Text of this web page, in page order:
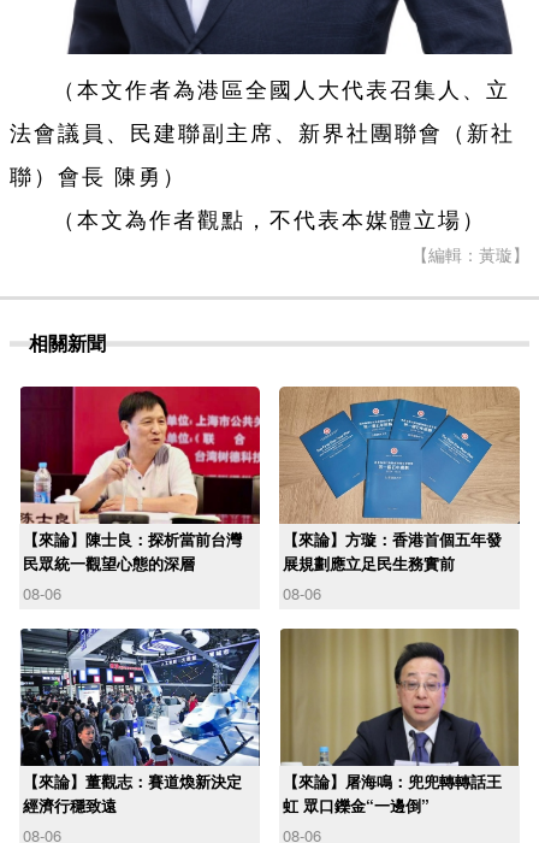
（本文作者為港區全國人大代表召集人、立
法會議員、民建聯副主席、新界社團聯會（新社
聯）會長 陳勇）
（本文為作者觀點，不代表本媒體立場）
【編輯：黃璇】
相關新聞
【來論】陳士良：探析當前台灣
民眾統一觀望心態的深層
08-06
【來論】方璇：香港首個五年發
展規劃應立足民生務實前
08-06
【來論】董觀志：賽道煥新決定
經濟行穩致遠
08-06
【來論】屠海鳴：兜兜轉轉話王
虹 眾口鑠金“一邊倒”
08-06